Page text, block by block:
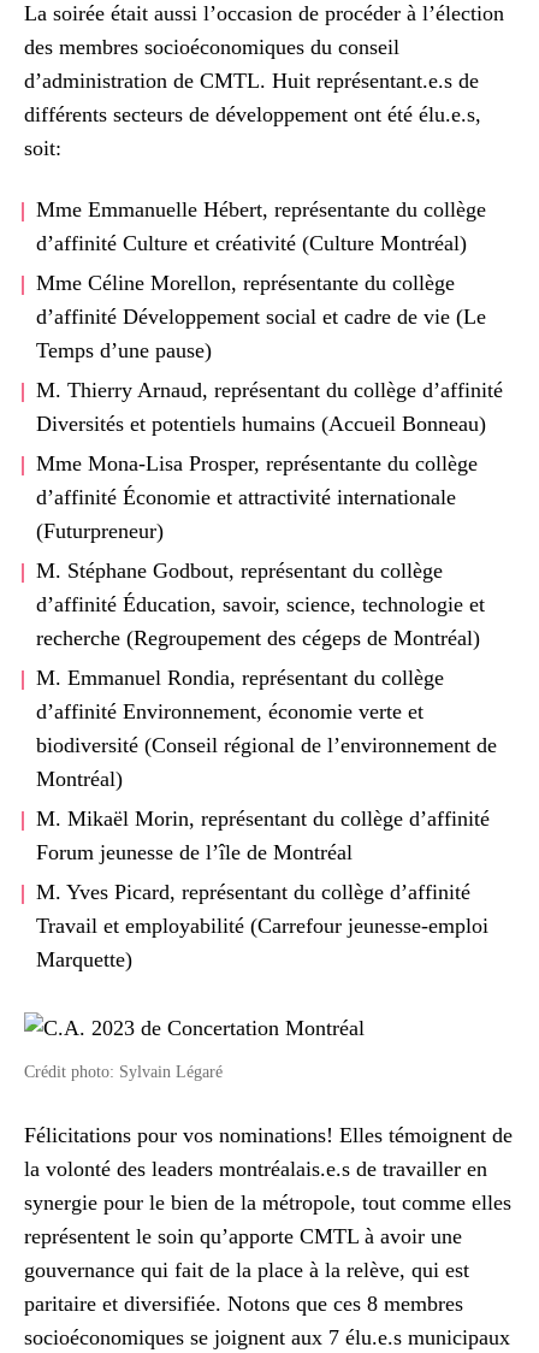
La soirée était aussi l’occasion de procéder à l’élection
des membres socioéconomiques du conseil
d’administration de CMTL. Huit représentant.e.s de
différents secteurs de développement ont été élu.e.s,
soit:
Mme Emmanuelle Hébert, représentante du collège
d’affinité Culture et créativité (Culture Montréal)
Mme Céline Morellon, représentante du collège
d’affinité Développement social et cadre de vie (Le
Temps d’une pause)
M. Thierry Arnaud, représentant du collège d’affinité
Diversités et potentiels humains (Accueil Bonneau)
Mme Mona-Lisa Prosper, représentante du collège
d’affinité Économie et attractivité internationale
(Futurpreneur)
M. Stéphane Godbout, représentant du collège
d’affinité Éducation, savoir, science, technologie et
recherche (Regroupement des cégeps de Montréal)
M. Emmanuel Rondia, représentant du collège
d’affinité Environnement, économie verte et
biodiversité (Conseil régional de l’environnement de
Montréal)
M. Mikaël Morin, représentant du collège d’affinité
Forum jeunesse de l’île de Montréal
M. Yves Picard, représentant du collège d’affinité
Travail et employabilité (Carrefour jeunesse-emploi
Marquette)
Crédit photo: Sylvain Légaré
Félicitations pour vos nominations! Elles témoignent de
la volonté des leaders montréalais.e.s de travailler en
synergie pour le bien de la métropole, tout comme elles
représentent le soin qu’apporte CMTL à avoir une
gouvernance qui fait de la place à la relève, qui est
paritaire et diversifiée. Notons que ces 8 membres
socioéconomiques se joignent aux 7 élu.e.s municipaux